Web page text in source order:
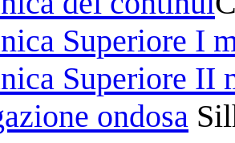
Superiore I
Superiore II
ondosa